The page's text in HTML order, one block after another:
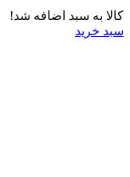
کالا به سبد اضافه شد!
سبد خرید